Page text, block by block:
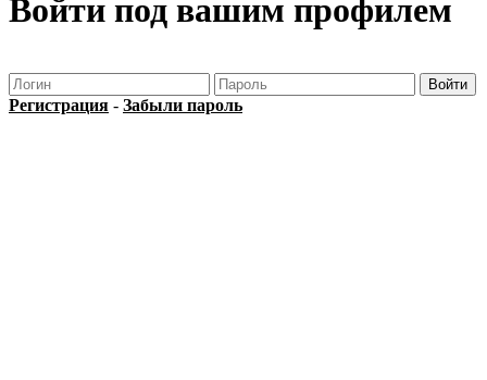
Войти под вашим профилем
Регистрация - Забыли пароль